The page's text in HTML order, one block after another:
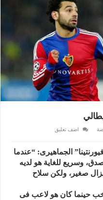
اضف تعليق
الجماهيرى: “عندما
وسريع للغاية هو لديه
يزال صغير، ولكن سلاح
حينما كان هو لاعب فى